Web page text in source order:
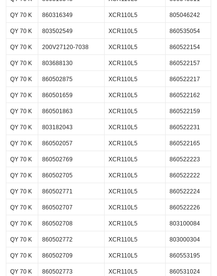
QY 70 K 860316349 XCR110L5 805046242
QY 70 K 803502549 XCR110L5 860535054
QY 70 K 200V27120-7038 XCR110L5 860522154
QY 70 K 803688130 XCR110L5 860522157
QY 70 K 860502875 XCR110L5 860522217
QY 70 K 860501659 XCR110L5 860522162
QY 70 K 860501863 XCR110L5 860522159
QY 70 K 803182043 XCR110L5 860522231
QY 70 K 860502057 XCR110L5 860522165
QY 70 K 860502769 XCR110L5 860522223
QY 70 K 860502705 XCR110L5 860522222
QY 70 K 860502771 XCR110L5 860522224
QY 70 K 860502707 XCR110L5 860522226
QY 70 K 860502708 XCR110L5 803100084
QY 70 K 860502772 XCR110L5 803000304
QY 70 K 860502709 XCR110L5 860553195
QY 70 K 860502773 XCR110L5 860531024